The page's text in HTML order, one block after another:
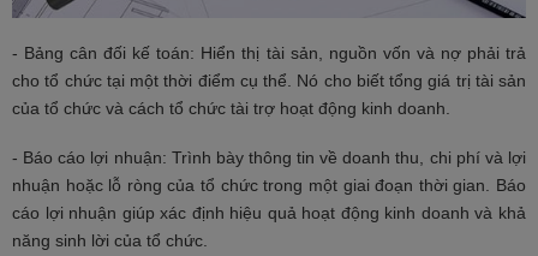
- Bảng cân đối kế toán: Hiển thị tài sản, nguồn vốn và nợ phải trả
cho tổ chức tại một thời điểm cụ thể. Nó cho biết tổng giá trị tài sản
của tổ chức và cách tổ chức tài trợ hoạt động kinh doanh.
- Báo cáo lợi nhuận: Trình bày thông tin về doanh thu, chi phí và lợi
nhuận hoặc lỗ ròng của tổ chức trong một giai đoạn thời gian. Báo
cáo lợi nhuận giúp xác định hiệu quả hoạt động kinh doanh và khả
năng sinh lời của tổ chức.